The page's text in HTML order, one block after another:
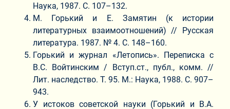
Наука, 1987. С. 107–132.
М. Горький и Е. Замятин (к истории
литературных взаимоотношений) // Русская
литература. 1987. № 4. С. 148–160.
Горький и журнал «Летопись». Переписка с
В.С. Войтинским / Вступ.ст., публ., комм. //
Лит. наследство. Т. 95. М.: Наука, 1988. С. 907–
943.
У истоков советской науки (Горький и В.А.